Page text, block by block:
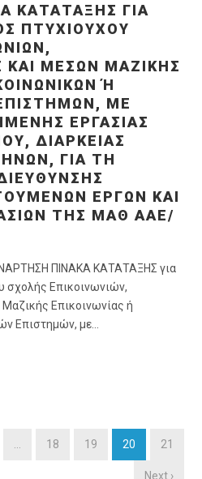
ΚΑΤΑΤΑΞΗΣ ΓΙΑ
ΠΤΥΧΙΟΎΧΟΥ
ΚΑΙ ΜΈΣΩΝ ΜΑΖΙΚΉΣ
Ή ΑΝ
ΜΕ ΣΎ
ΕΡΓΑΣΊΑΣ ΟΡ
ΔΕ
ΓΙΑ ΤΗ ΣΤ
ΣΥ
ΈΡΓΩΝ ΚΑΙ ΔΙ
ΤΗΣ ΜΑΘ ΑΑΕ/ΟΤ
ΠΙΝΑΚΑ ΚΑΤΑΤΑΞΗΣ για
σχολής Επικοινωνιών,
Επικοινωνίας ή
Επιστημών, με...
18 19 20 21
Next ›